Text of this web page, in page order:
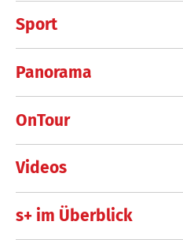
Sport
Panorama
OnTour
Videos
s+ im Überblick